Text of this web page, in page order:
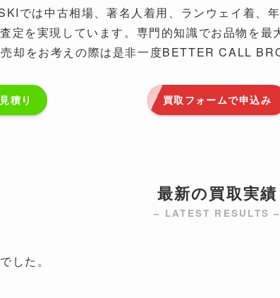
では中古相場、著名人着用、ランウェイ着、
定を実現しています。専門的知識でお品物を
却をお考えの際は是非一度BETTER CALL
積り 買取フォームで申込み
最新の買取実績
– LATEST RESULTS –
した。